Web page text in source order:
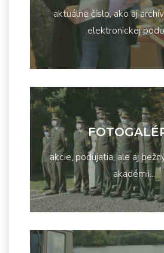
aktuálne číslo, ako aj
elektronickej
akcie, podujatia, ale aj
akadémii...